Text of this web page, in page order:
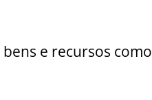
e recursos como